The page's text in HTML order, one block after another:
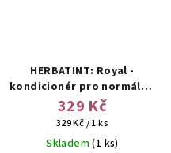
HERBATINT: Royal -
kondicionér pro normální,
slabé a barvené vlasy
329 Kč
Měrná
cena:
329 Kč / 1 ks
Skladem(1 ks)